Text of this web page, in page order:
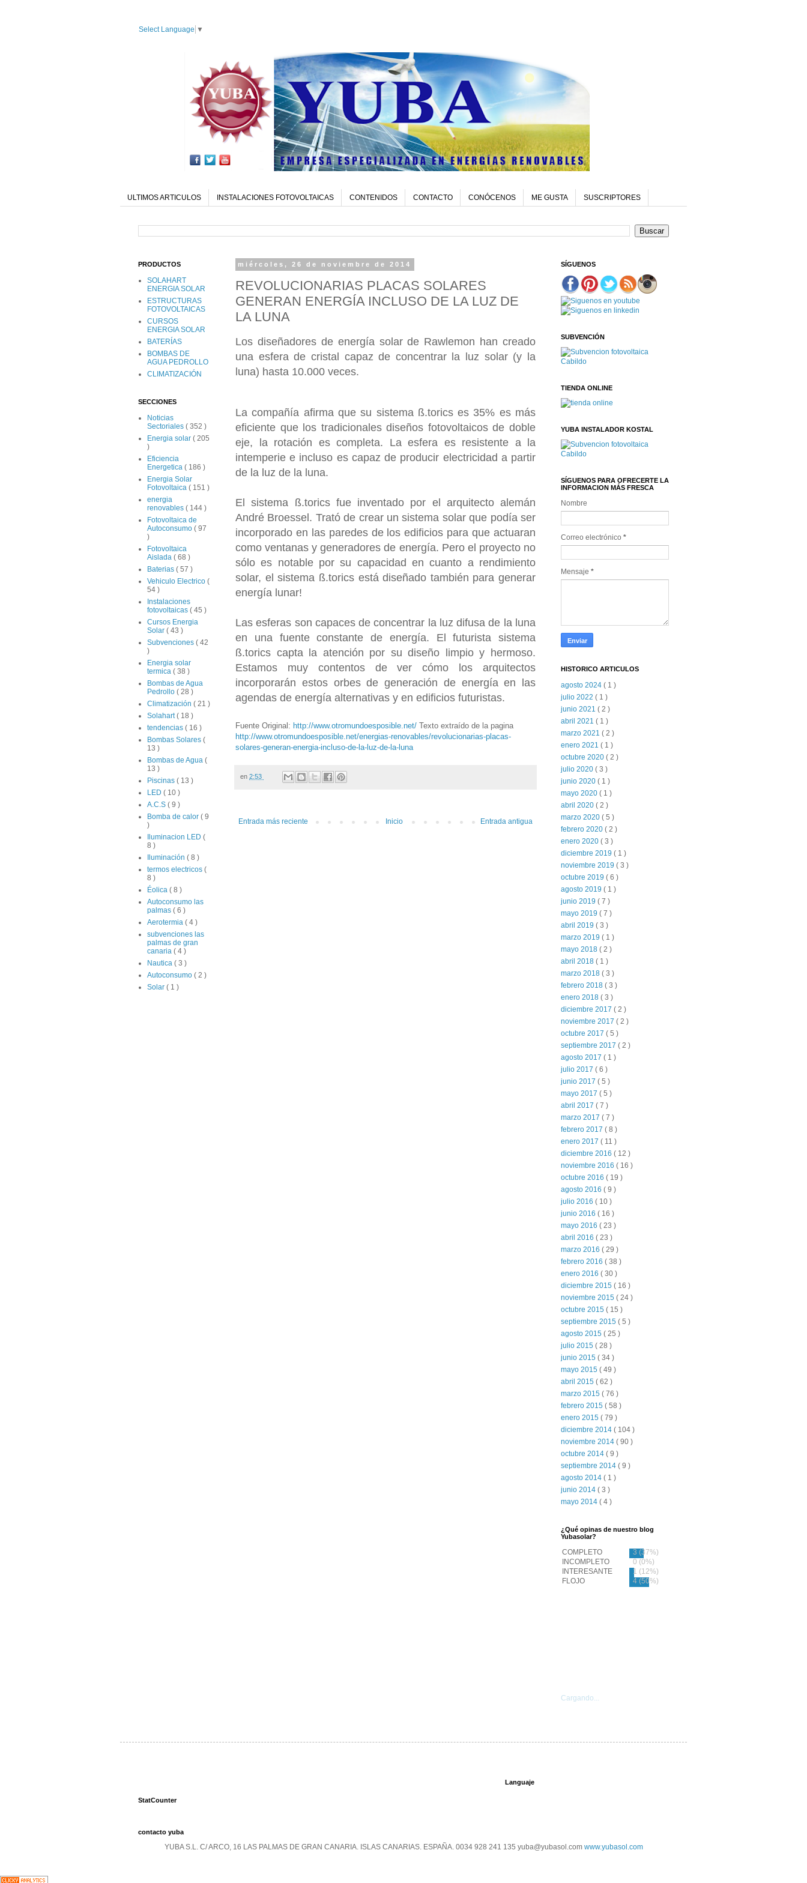
Select Language ▼
ULTIMOS ARTICULOS INSTALACIONES FOTOVOLTAICAS CONTENIDOS CONTACTO CONÓCENOS ME GUSTA SUSCRIPTORES
miércoles, 26 de noviembre de 2014
REVOLUCIONARIAS PLACAS SOLARES
GENERAN ENERGÍA INCLUSO DE LA LUZ DE
LA LUNA
Los diseñadores de energía solar de Rawlemon han creado
una esfera de cristal capaz de concentrar la luz solar (y la
luna) hasta 10.000 veces.
La compañía afirma que su sistema ß.torics es 35% es más
eficiente que los tradicionales diseños fotovoltaicos de doble
eje, la rotación es completa. La esfera es resistente a la
intemperie e incluso es capaz de producir electricidad a partir
de la luz de la luna.
El sistema ß.torics fue inventado por el arquitecto alemán
André Broessel. Trató de crear un sistema solar que podía ser
incorporado en las paredes de los edificios para que actuaran
como ventanas y generadores de energía. Pero el proyecto no
sólo es notable por su capacidad en cuanto a rendimiento
solar, el sistema ß.torics está diseñado también para generar
energía lunar!
Las esferas son capaces de concentrar la luz difusa de la luna
en una fuente constante de energía. El futurista sistema
ß.torics capta la atención por su diseño limpio y hermoso.
Estamos muy contentos de ver cómo los arquitectos
incorporarán estos orbes de generación de energía en las
agendas de energía alternativas y en edificios futuristas.
Fuente Original: http://www.otromundoesposible.net/ Texto extraído de la pagina
http://www.otromundoesposible.net/energias-renovables/revolucionarias-placas-
solares-generan-energia-incluso-de-la-luz-de-la-luna
en 2:53
Entrada más reciente Entrada antigua
Inicio
PRODUCTOS
SOLAHART
ENERGIA SOLAR
ESTRUCTURAS
FOTOVOLTAICAS
CURSOS
ENERGIA SOLAR
BATERÍAS
BOMBAS DE
AGUA PEDROLLO
CLIMATIZACIÓN
SECCIONES
Noticias
Sectoriales ( 352 )
Energia solar ( 205
)
Eficiencia
Energetica ( 186 )
Energia Solar
Fotovoltaica ( 151 )
energia
renovables ( 144 )
Fotovoltaica de
Autoconsumo ( 97
)
Fotovoltaica
Aislada ( 68 )
Baterias ( 57 )
Vehiculo Electrico (
54 )
Instalaciones
fotovoltaicas ( 45 )
Cursos Energia
Solar ( 43 )
Subvenciones ( 42
)
Energia solar
termica ( 38 )
Bombas de Agua
Pedrollo ( 28 )
Climatización ( 21 )
Solahart( 18 )
tendencias ( 16 )
Bombas Solares (
13 )
Bombas de Agua (
13 )
Piscinas ( 13 )
LED ( 10 )
A.C.S ( 9 )
Bomba de calor ( 9
)
Iluminacion LED (
8 )
Iluminación ( 8 )
termos electricos (
8 )
Éolica ( 8 )
Autoconsumo las
palmas ( 6 )
Aerotermia ( 4 )
subvenciones las
palmas de gran
canaria ( 4 )
Nautica ( 3 )
Autoconsumo ( 2 )
Solar ( 1 )
SÍGUENOS
SUBVENCIÓN
TIENDA ONLINE
YUBA INSTALADOR KOSTAL
SÍGUENOS PARA OFRECERTE LA
INFORMACION MÁS FRESCA
Nombre
Correo electrónico *
Mensaje *
HISTORICO ARTICULOS
agosto 2024 ( 1 )
julio 2022 ( 1 )
junio 2021 ( 2 )
abril 2021 ( 1 )
marzo 2021 ( 2 )
enero 2021 ( 1 )
octubre 2020 ( 2 )
julio 2020 ( 3 )
junio 2020 ( 1 )
mayo 2020 ( 1 )
abril 2020 ( 2 )
marzo 2020 ( 5 )
febrero 2020 ( 2 )
enero 2020 ( 3 )
diciembre 2019 ( 1 )
noviembre 2019 ( 3 )
octubre 2019 ( 6 )
agosto 2019 ( 1 )
junio 2019 ( 7 )
mayo 2019 ( 7 )
abril 2019 ( 3 )
marzo 2019 ( 1 )
mayo 2018 ( 2 )
abril 2018 ( 1 )
marzo 2018 ( 3 )
febrero 2018 ( 3 )
enero 2018 ( 3 )
diciembre 2017 ( 2 )
noviembre 2017 ( 2 )
octubre 2017 ( 5 )
septiembre 2017 ( 2 )
agosto 2017 ( 1 )
julio 2017 ( 6 )
junio 2017 ( 5 )
mayo 2017 ( 5 )
abril 2017 ( 7 )
marzo 2017 ( 7 )
febrero 2017 ( 8 )
enero 2017 ( 11 )
diciembre 2016 ( 12 )
noviembre 2016 ( 16 )
octubre 2016 ( 19 )
agosto 2016 ( 9 )
julio 2016 ( 10 )
junio 2016 ( 16 )
mayo 2016 ( 23 )
abril 2016 ( 23 )
marzo 2016 ( 29 )
febrero 2016 ( 38 )
enero 2016 ( 30 )
diciembre 2015 ( 16 )
noviembre 2015 ( 24 )
octubre 2015 ( 15 )
septiembre 2015 ( 5 )
agosto 2015 ( 25 )
julio 2015 ( 28 )
junio 2015 ( 34 )
mayo 2015 ( 49 )
abril 2015 ( 62 )
marzo 2015 ( 76 )
febrero 2015 ( 58 )
enero 2015 ( 79 )
diciembre 2014 ( 104 )
noviembre 2014 ( 90 )
octubre 2014 ( 9 )
septiembre 2014 ( 9 )
agosto 2014 ( 1 )
junio 2014 ( 3 )
mayo 2014 ( 4 )
¿Qué opinas de nuestro blog
Yubasolar?
Cargando...
StatCounter
Languaje
contacto yuba
YUBA S.L. C/ ARCO, 16 LAS PALMAS DE GRAN CANARIA. ISLAS CANARIAS. ESPAÑA. 0034 928 241 135 yuba@yubasol.com www.yubasol.com